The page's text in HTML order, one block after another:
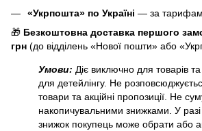
«Укрпошта» по Україні — за
🎁 Безкоштовна доставка першого
грн (до відділень «Нової пошти» або
Умови: Діє виключно для товарів
для детейлінгу. Не
товари та акційні пропозиції. Не
накопичувальними знижками. У разі
знижок покупець може обрати або